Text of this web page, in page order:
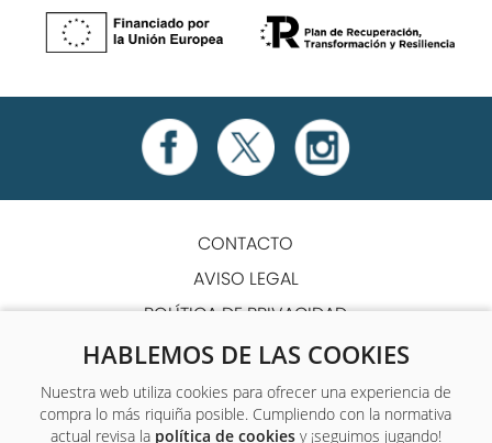
HABLEMOS DE LAS COOKIES
Nuestra web utiliza cookies para ofrecer una experiencia de
compra lo más riquiña posible. Cumpliendo con la normativa
actual revisa la política de cookiesy ¡seguimos jugando!
CONTACTO
AVISO LEGAL
POLÍTICA DE PRIVACIDAD
POLÍTICA DE COOKIES
TÉRMINOS Y CONDICIONES
ACCESIBILIDAD